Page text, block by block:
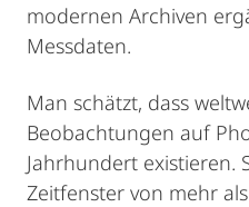
modernen Archiven
Messdaten.
Man schätzt, dass
Beobachtungen auf
Jahrhundert existieren.
Zeitfenster von mehr